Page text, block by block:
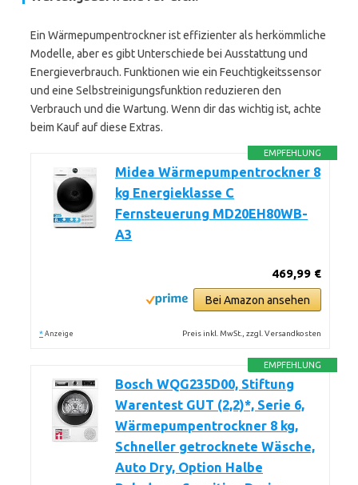
Ein Wärmepumpentrockner ist effizienter als herkömmliche
Modelle, aber es gibt Unterschiede bei Ausstattung und
Energieverbrauch. Funktionen wie ein Feuchtigkeitssensor
und eine Selbstreinigungsfunktion reduzieren den
Verbrauch und die Wartung. Wenn dir das wichtig ist, achte
beim Kauf auf diese Extras.
EMPFEHLUNG
Midea Wärmepumpentrockner 8
kg Energieklasse C
Fernsteuerung MD20EH80WB-
A3
469,99 €
Bei Amazon ansehen
* Anzeige Preis inkl. MwSt., zzgl. Versandkosten
EMPFEHLUNG
Bosch WQG235D00, Stiftung
Warentest GUT (2,2)*, Serie 6,
Wärmepumpentrockner 8 kg,
Schneller getrocknete Wäsche,
Auto Dry, Option Halbe